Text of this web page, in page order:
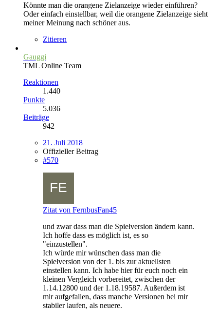
Könnte man die orangene Zielanzeige wieder einführen?
Oder einfach einstellbar, weil die orangene Zielanzeige sieht
meiner Meinung nach schöner aus.
Zitieren
Gauggi
TML Online Team
Reaktionen
1.440
Punkte
5.036
Beiträge
942
21. Juli 2018
Offizieller Beitrag
#570
Zitat von FernbusFan45
und zwar dass man die Spielversion ändern kann.
Ich hoffe dass es möglich ist, es so
"einzustellen".
Ich würde mir wünschen dass man die
Spielversion von der 1. bis zur aktuellsten
einstellen kann. Ich habe hier für euch noch ein
kleinen Vergleich vorbereitet, zwischen der
1.14.12800 und der 1.18.19587. Außerdem ist
mir aufgefallen, dass manche Versionen bei mir
stabiler laufen, als neuere.